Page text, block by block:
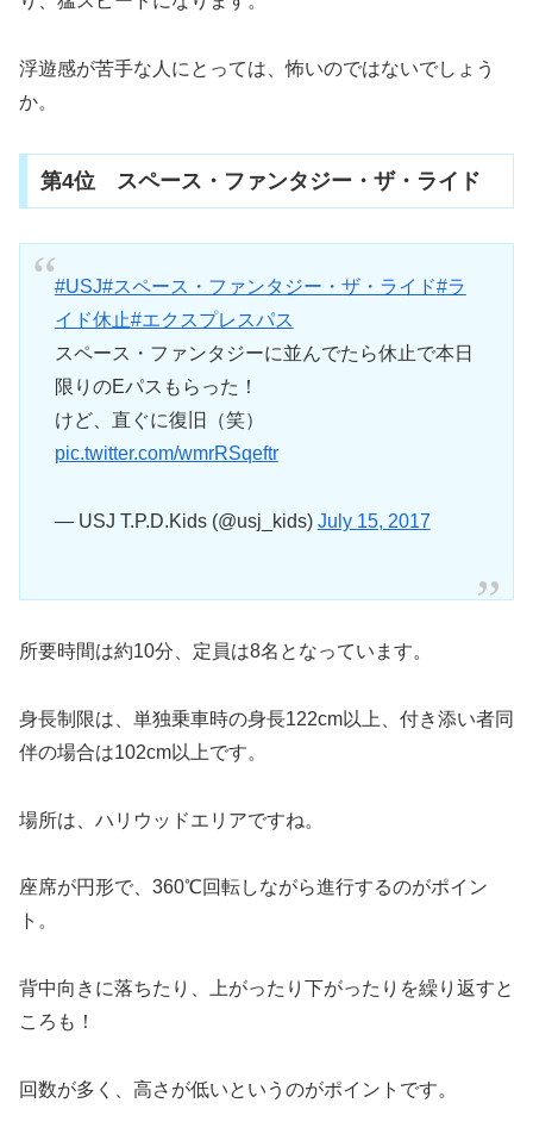
浮遊感が苦手な人にとっては、怖いのではないでしょう
か。
第4位 スペース・ファンタジー・ザ・ライド
#USJ#スペース・ファンタジー・ザ・ライド#ラ
イド休止#エクスプレスパス
スペース・ファンタジーに並んでたら休止で本日
限りのEパスもらった！
けど、直ぐに復旧（笑）
pic.twitter.com/wmrRSqeftr
— USJ T.P.D.Kids (@usj_kids) July 15, 2017
所要時間は約10分、定員は8名となっています。
身長制限は、単独乗車時の身長122cm以上、付き添い者同
伴の場合は102cm以上です。
場所は、ハリウッドエリアですね。
座席が円形で、360℃回転しながら進行するのがポイン
ト。
背中向きに落ちたり、上がったり下がったりを繰り返すと
ころも！
回数が多く、高さが低いというのがポイントです。